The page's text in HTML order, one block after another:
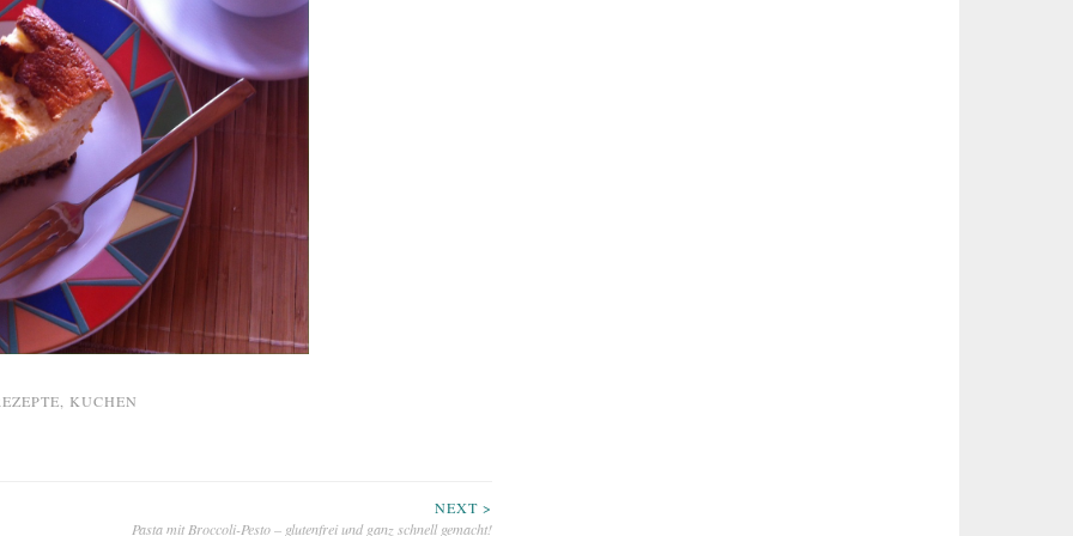
KUCHEN
NEXT >
Pasta mit Broccoli-Pesto – glutenfrei und ganz schnell gemacht!